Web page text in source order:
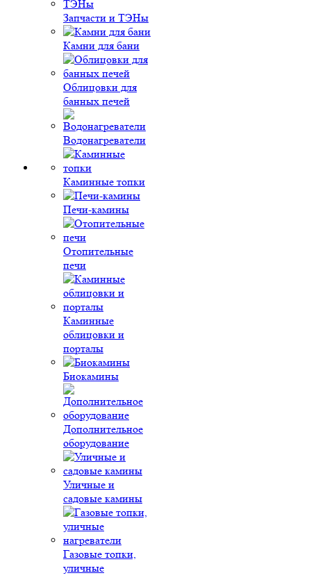
Запчасти и ТЭНы
Камни для бани
Облицовки для
банных печей
Водонагреватели
Каминные топки
Печи-камины
Отопительные
печи
Каминные
облицовки и
порталы
Биокамины
Дополнительное
оборудование
Уличные и
садовые камины
Газовые топки,
уличные